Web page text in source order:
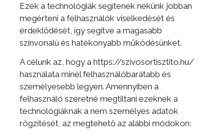
Ezek a technológiák segítenek nekünk jobban
megérteni a felhasználók viselkedését és
érdeklődését, így segítve a magasabb
színvonalú és hatékonyabb működésünket.
A célunk az, hogy a https://szivosortisztito.hu/
használata minél felhasználóbarátabb és
személyesebb legyen. Amennyiben a
felhasználó szeretné megtiltani ezeknek a
technológiáknak a nem személyes adatok
rögzítését, az megtehető az alábbi módokon: